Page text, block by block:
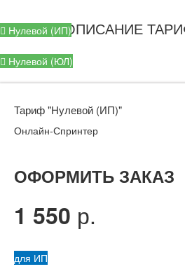
СКАЧАТЬ ОПИСАНИЕ
Нулевой (ИП)
Нулевой (ЮЛ)
Тариф "Нулевой (ИП)"
Онлайн-Спринтер
ОФОРМИТЬ ЗАКАЗ
1 550 р.
для ИП